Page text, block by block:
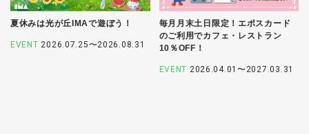
夏休みは光が丘IMAで遊ぼう！
EVENT 2026.07.25〜2026.08.31
毎月月末土日限定！エポスカード
のご利用でカフェ・レストラン
10％OFF！
EVENT 2026.04.01〜2027.03.31